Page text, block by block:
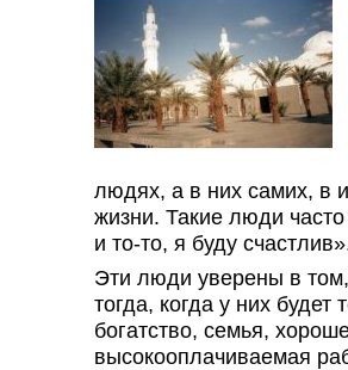
людях, а в них самих, в
жизни. Такие люди часто
и то-то, я буду
Эти люди уверены в том,
тогда, когда у них
богатство, семья,
высокооплачиваемая